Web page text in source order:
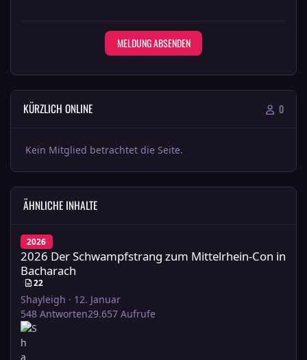
MELDUNG ABSENDEN
KÜRZLICH ONLINE 0
Kein Mitglied betrachtet die Seite.
ÄHNLICHE INHALTE
2026
2026 Der Schwampfstrang zum Mittelrhein-Con in
Bacharach
22
Shayleigh · 12. Januar
548 Antworten29.657 Aufrufe